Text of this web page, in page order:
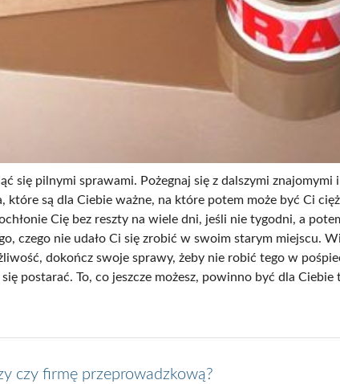
się pilnymi sprawami. Pożegnaj się z dalszymi znajomymi i
które są dla Ciebie ważne, na które potem może być Ci
Cię bez reszty na wiele dni, jeśli nie tygodni, a
czego nie udało Ci się zrobić w swoim starym miejscu.
dokończ swoje sprawy, żeby nie robić tego w
postarać. To, co jeszcze możesz, powinno być dla Ciebie
czy firmę przeprowadzkową?